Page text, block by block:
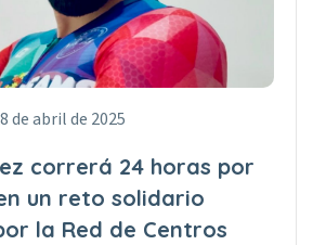
de abril de 2025
correrá 24 horas por
un reto solidario
la Red de Centros